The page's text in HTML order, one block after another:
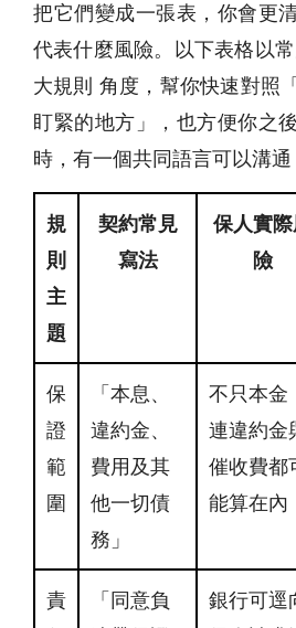
把它們變成一張表，你會更
代表什麼風險。以下表格以
大規則 角度，幫你快速對照
盯緊的地方」，也方便你之
時，有一個共同語言可以溝通
規
則
主
題
契約常見
寫法
保人實
險
保
證
範
圍
「本息、
違約金、
費用及其
他一切債
務」
不只本金
連違約金
催收費都
能算在內
責
「同意負
銀行可逕